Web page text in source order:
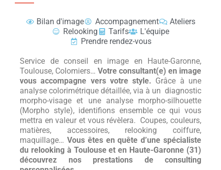
Bilan d'image Accompagnement
Ateliers
Relooking
Tarifs
L'équipe
Prendre rendez-vous
Service de conseil en image en Haute-Garonne,
Toulouse, Colomiers… Votre consultant(e) en image
vous accompagne vers votre style. Grâce à une
analyse colorimétrique détaillée, via à un diagnostic
morpho-visage et une analyse morpho-silhouette
(Morpho style), identifions ensemble ce qui vous
mettra en valeur et vous révèlera. Coupes, couleurs,
matières, accessoires, relooking coiffure,
maquillage… Vous êtes en quête d’une spécialiste
du relooking à Toulouse et en Haute-Garonne (31)
découvrez nos prestations de consulting